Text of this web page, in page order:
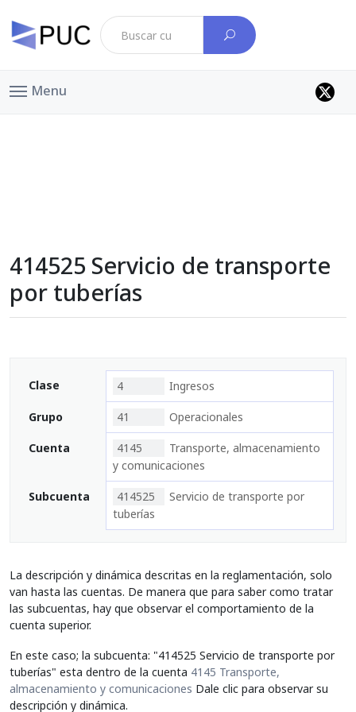
Menu
414525 Servicio de transporte
por tuberías
Clase 4 Ingresos
Grupo 41 Operacionales
Cuenta 4145
Transporte, almacenamiento
y comunicaciones
Subcuenta 414525
Servicio de transporte por
tuberías
La descripción y dinámica descritas en la reglamentación, solo
van hasta las cuentas. De manera que para saber como tratar
las subcuentas, hay que observar el comportamiento de la
cuenta superior.
En este caso; la subcuenta: "414525 Servicio de transporte por
tuberías" esta dentro de la cuenta 4145 Transporte,
almacenamiento y comunicaciones Dale clic para observar su
descripción y dinámica.